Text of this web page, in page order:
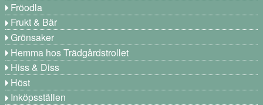
Fröodla
Frukt & Bär
Grönsaker
Hemma hos Trädgårdstrollet
Hiss & Diss
Höst
Inköpsställen